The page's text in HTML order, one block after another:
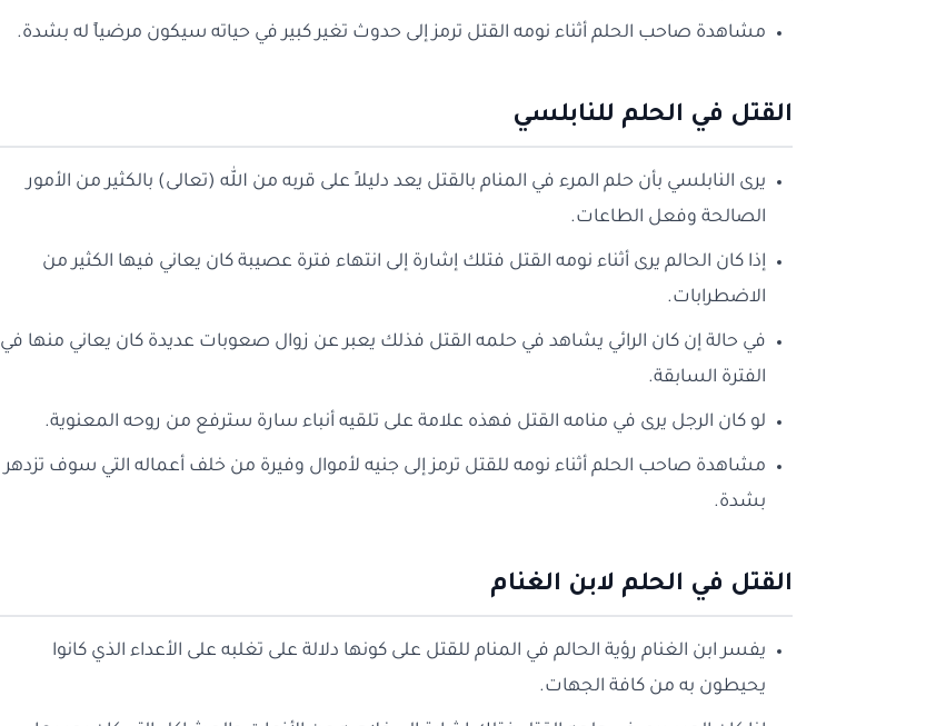
مشاهدة صاحب الحلم أثناء نومه القتل ترمز إلى حدوث تغير كبير في حياته سيكون مرضياً له بشدة.
القتل في الحلم للنابلسي
يرى النابلسي بأن حلم المرء في المنام بالقتل يعد دليلاً على قربه من الله (تعالى) بالكثير من الأمور
الصالحة وفعل الطاعات.
إذا كان الحالم يرى أثناء نومه القتل فتلك إشارة إلى انتهاء فترة عصيبة كان يعاني فيها الكثير من
الاضطرابات.
في حالة إن كان الرائي يشاهد في حلمه القتل فذلك يعبر عن زوال صعوبات عديدة كان يعاني منها في
الفترة السابقة.
لو كان الرجل يرى في منامه القتل فهذه علامة على تلقيه أنباء سارة سترفع من روحه المعنوية.
مشاهدة صاحب الحلم أثناء نومه للقتل ترمز إلى جنيه لأموال وفيرة من خلف أعماله التي سوف تزدهر
بشدة.
القتل في الحلم لابن الغنام
يفسر ابن الغنام رؤية الحالم في المنام للقتل على كونها دلالة على تغلبه على الأعداء الذي كانوا
يحيطون به من كافة الجهات.